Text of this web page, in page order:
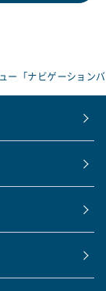
ー「ナビゲーション